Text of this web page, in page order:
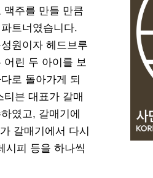
맥주를 만들 만큼
트너였습니다.
원이자 헤드브루
어린 두 아이를 보
로 돌아가게 되
티븐 대표가 갈매
였고, 갈매기에
갈매기에서 다시
시피 등을 하나씩